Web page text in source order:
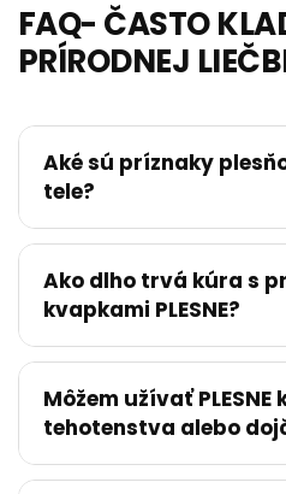
FAQ- ČASTO
PRÍRODNEJ
Aké sú príznaky
tele?
Ako dlho trvá kúra s
kvapkami PLESNE?
Môžem užívať
tehotenstva alebo